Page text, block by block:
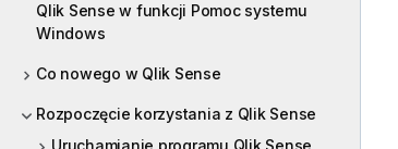
Qlik Sense w funkcji Pomoc systemu
Windows
Co nowego w Qlik Sense
Rozpoczęcie korzystania z Qlik Sense
Uruchamianie programu Qlik Sense